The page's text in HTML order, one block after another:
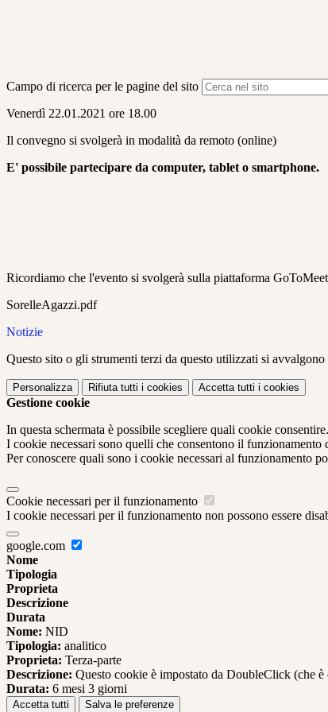
Campo di ricerca per le pagine del sito
Venerdì 22.01.2021 ore 18.00
Il convegno si svolgerà in modalità da remoto (online)
E' possibile partecipare da computer, tablet o smartphone.
Ricordiamo che l'evento si svolgerà sulla piattaforma
SorelleAgazzi.pdf
Notizie
Questo sito o gli strumenti terzi da questo utilizzati si
Personalizza Rifiuta tutti i cookies Accetta tutti i cookies
Gestione cookie
In questa schermata è possibile scegliere quali cookie consentire.
I cookie necessari sono quelli che consentono il
Per conoscere quali sono i cookie necessari al funzionamento
Cookie necessari per il funzionamento
I cookie necessari per il funzionamento non possono essere
google.com
Nome
Tipologia
Proprieta
Descrizione
Durata
Nome: NID
Tipologia: analitico
Proprieta: Terza-parte
Descrizione: Questo cookie è impostato da DoubleClick (che
Durata: 6 mesi 3 giorni
Accetta tutti Salva le preferenze